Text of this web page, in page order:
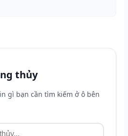
thủy
gì bạn cần tìm kiếm ở ô bên